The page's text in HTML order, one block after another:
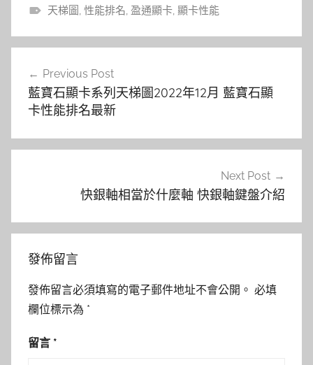
天梯圖 , 性能排名, 盈通顯卡, 顯卡性能
覽
Previous Post
藍寶石顯卡系列天梯圖2022年12月 藍寶石顯
卡性能排名最新
Next Post
快銀軸相當於什麼軸 快銀軸鍵盤介紹
發佈留言
發佈留言必須填寫的電子郵件地址不會公開。 必填
欄位標示為 *
留言 *